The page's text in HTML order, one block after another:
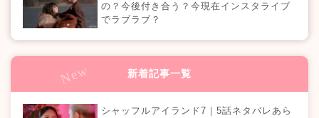
の？今後付き合う？今現在インスタライブ
でラブラブ？
新着記事一覧
シャッフルアイランド7｜5話ネタバレあら